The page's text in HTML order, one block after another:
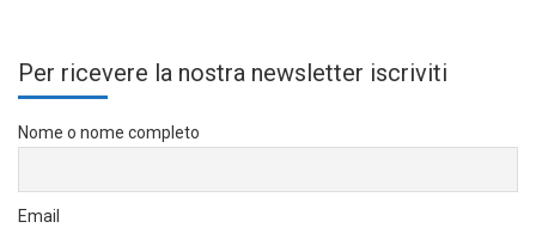
Per ricevere la nostra newsletter iscriviti
Nome o nome completo
Email